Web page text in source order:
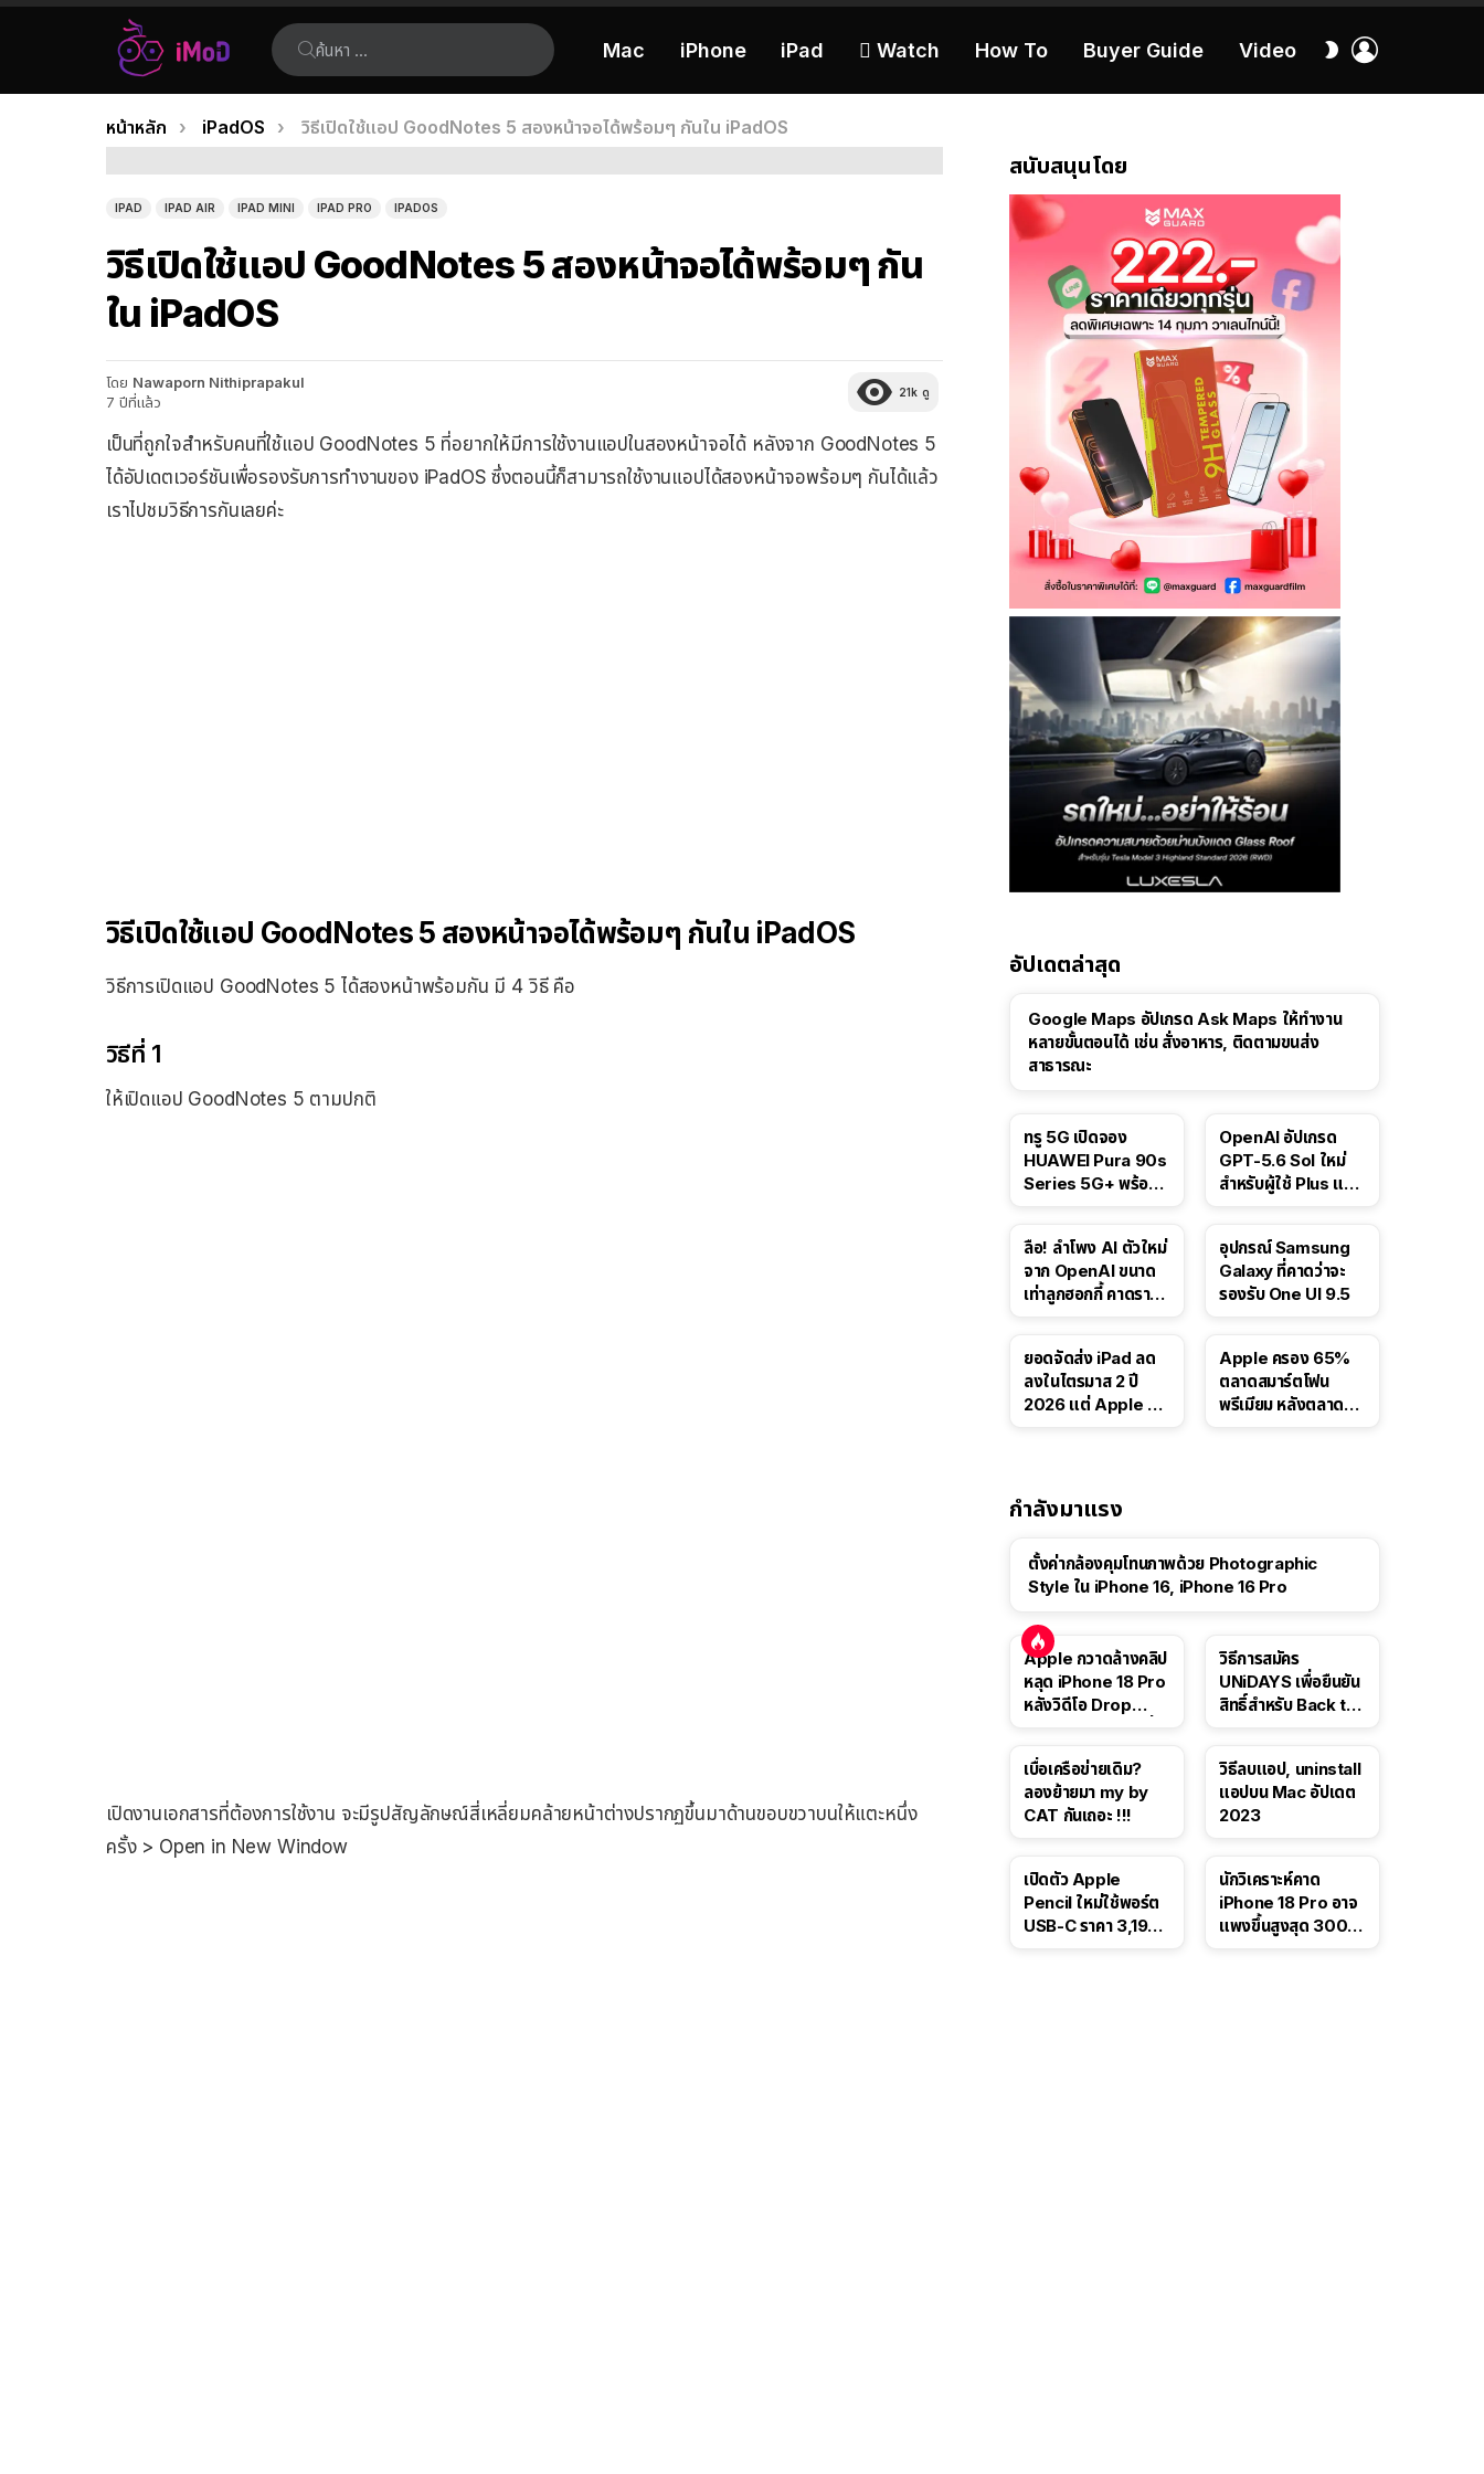
ค้นหา:
Mac iPhone iPad  Watch How To Buyer Guide Video
สลับ
เรื่อง
ล่าสุด
คุณอยู่ที่นี่:
หน้าหลัก iPadOS วิธีเปิดใช้แอป GoodNotes 5 สองหน้าจอได้พร้อมๆ กันใน iPadOS
IPAD IPAD AIR IPAD MINI IPAD PRO IPADOS
วิธีเปิดใช้แอป GoodNotes 5 สองหน้าจอได้พร้อมๆ กัน
ใน iPadOS
โดย Nawaporn Nithiprapakul
7 ปีที่แล้ว
21k ดู
เป็นที่ถูกใจสำหรับคนที่ใช้แอป GoodNotes 5 ที่อยากให้มีการใช้งานแอปในสองหน้าจอได้ หลังจาก GoodNotes 5
ได้อัปเดตเวอร์ชันเพื่อรองรับการทำงานของ iPadOS ซึ่งตอนนี้ก็สามารถใช้งานแอปได้สองหน้าจอพร้อมๆ กันได้แล้ว
เราไปชมวิธีการกันเลยค่ะ
วิธีเปิดใช้แอป GoodNotes 5 สองหน้าจอได้พร้อมๆ กันใน iPadOS
วิธีการเปิดแอป GoodNotes 5 ได้สองหน้าพร้อมกัน มี 4 วิธี คือ
วิธีที่ 1
ให้เปิดแอป GoodNotes 5 ตามปกติ
เปิดงานเอกสารที่ต้องการใช้งาน จะมีรูปสัญลักษณ์สี่เหลี่ยมคล้ายหน้าต่างปรากฏขึ้นมาด้านขอบขวาบนให้แตะหนึ่ง
ครั้ง > Open in New Window
สนับสนุนโดย
อัปเดตล่าสุด
Google Maps อัปเกรด Ask Maps ให้ทำงาน
หลายขั้นตอนได้ เช่น สั่งอาหาร, ติดตามขนส่ง
สาธารณะ
ทรู 5G เปิดจอง
HUAWEI Pura 90s
Series 5G+ พร้อม
OpenAI อัปเกรด
GPT-5.6 Sol ใหม่
สำหรับผู้ใช้ Plus และ
ลือ! ลำโพง AI ตัวใหม่
จาก OpenAI ขนาด
เท่าลูกฮอกกี้ คาดราคา
อุปกรณ์ Samsung
Galaxy ที่คาดว่าจะ
รองรับ One UI 9.5
ยอดจัดส่ง iPad ลด
ลงในไตรมาส 2 ปี
2026 แต่ Apple ยัง
Apple ครอง 65%
ตลาดสมาร์ตโฟน
พรีเมียม หลังตลาดทำ
กำลังมาแรง
ตั้งค่ากล้องคุมโทนภาพด้วย Photographic
Style ใน iPhone 16, iPhone 16 Pro
Apple กวาดล้างคลิป
หลุด iPhone 18 Pro
หลังวิดีโอ Drop
วิธีการสมัคร
UNiDAYS เพื่อยืนยัน
สิทธิ์สำหรับ Back to
เบื่อเครือข่ายเดิม?
ลองย้ายมา my by
CAT กันเถอะ !!!
วิธีลบแอป, uninstall
แอปบน Mac อัปเดต
2023
เปิดตัว Apple
Pencil ใหม่ใช้พอร์ต
USB-C ราคา 3,190
นักวิเคราะห์คาด
iPhone 18 Pro อาจ
แพงขึ้นสูงสุด 300